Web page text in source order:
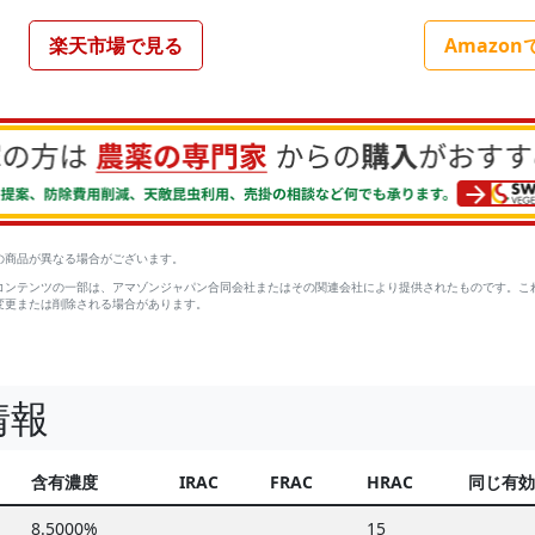
楽天市場で見る Amazon
品が異なる場合がございます。
テンツの一部は、アマゾンジャパン合同会社またはその関連会社により提供されたものです。
または削除される場合があります。
含有濃度 IRAC FRAC HRAC 同じ有
8.5000% 15